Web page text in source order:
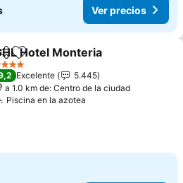
Ver precios
Agregar a favoritos
Hotel Monteria
Excelente
5.445
a 1.0 km de: Centro de la ciudad
Piscina en la azotea